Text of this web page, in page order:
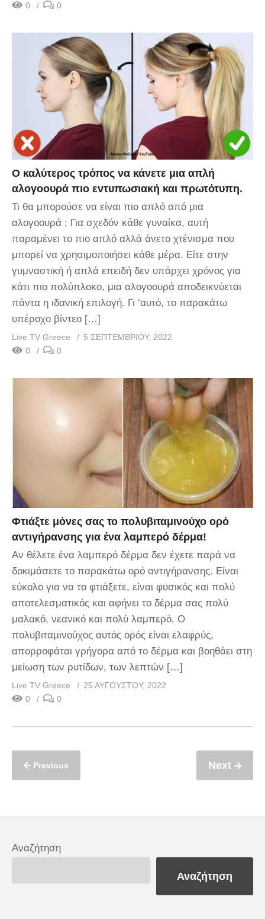
0
0
O καλύτερος τρόπος να κάνετε μια απλή
αλογοουρά πιο εντυπωσιακή και πρωτότυπη.
Τι θα μπορούσε να είναι πιο απλό από μια
αλογοουρά ; Για σχεδόν κάθε γυναίκα, αυτή
παραμένει το πιο απλό αλλά άνετο χτένισμα που
μπορεί να χρησιμοποιήσει κάθε μέρα. Είτε στην
γυμναστική ή απλά επειδή δεν υπάρχει χρόνος για
κάτι πιο πολύπλοκο, μια αλογοουρά αποδεικνύεται
πάντα η ιδανική επιλογή. Γι ‘αυτό, το παρακάτω
υπέροχο βίντεο […]
Live TV Greece
5 ΣΕΠΤΕΜΒΡΊΟΥ, 2022
0
0
Φτιάξτε μόνες σας το πολυβιταμινούχο ορό
αντιγήρανσης για ένα λαμπερό δέρμα!
Αν θέλετε ένα λαμπερό δέρμα δεν έχετε παρά να
δοκιμάσετε το παρακάτω ορό αντιγήρανσης. Είναι
εύκολο για να το φτιάξετε, είναι φυσικός και πολύ
αποτελεσματικός και αφήνει το δέρμα σας πολύ
μαλακό, νεανικό και πολύ λαμπερό. Ο
πολυβιταμινούχος αυτός ορός είναι ελαφρύς,
απορροφάται γρήγορα από το δέρμα και βοηθάει στη
μείωση των ρυτίδων, των λεπτών […]
Live TV Greece
25 ΑΥΓΟΎΣΤΟΥ, 2022
0
0
Previous Next
Αναζήτηση
Αναζήτηση